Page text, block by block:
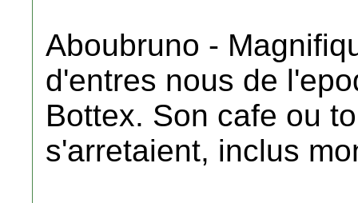
Aboubruno -
d'entres nous de
Bottex. Son cafe ou
s'arretaient, inclus